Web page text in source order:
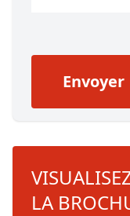
Envoyer
LA